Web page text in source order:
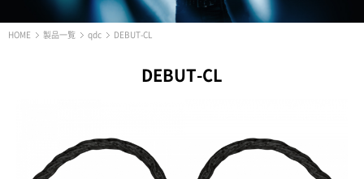
HOME 製品一覧 qdc DEBUT-CL
DEBUT-CL